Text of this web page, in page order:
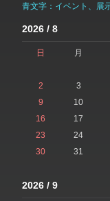
青文字：イベント、展
2026 / 8
日 月
2
3
9
10
16
17
23
24
30
31
2026 / 9